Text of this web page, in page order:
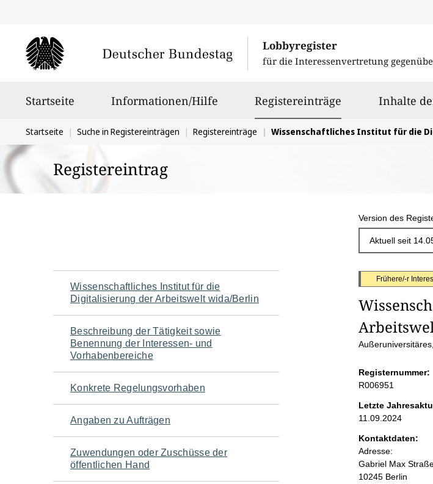
Lobbyregister
für die Interessenvertretung
Startseite Informationen/Hilfe Registereinträge ausgewählt
Inhalte
Sie
befinden
sich
hier:
Startseite Suche in Registereinträgen Registereinträge Wissenschaftliches Institut für die Digitalisierung der Arbeitswelt wida/
Registereintrag
Version des
Navigation
für
den
Seiteninhalt
Wissenschaftliches Institut für die
Digitalisierung der Arbeitswelt wida/Berlin
Beschreibung der Tätigkeit sowie
Benennung der Interessen- und
Vorhabenbereiche
Konkrete Regelungsvorhaben
Angaben zu Aufträgen
Zuwendungen oder Zuschüsse der
öffentlichen Hand
S
e
i
t
e
n
i
Frühere/-r
Registernummer:
R006951
Letzte
11.09.2024
Kontaktdaten:
Adresse:
Gabriel Max
10245 Berlin